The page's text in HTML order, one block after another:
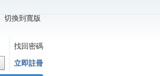
切換到寬版
找回密碼
立即註冊